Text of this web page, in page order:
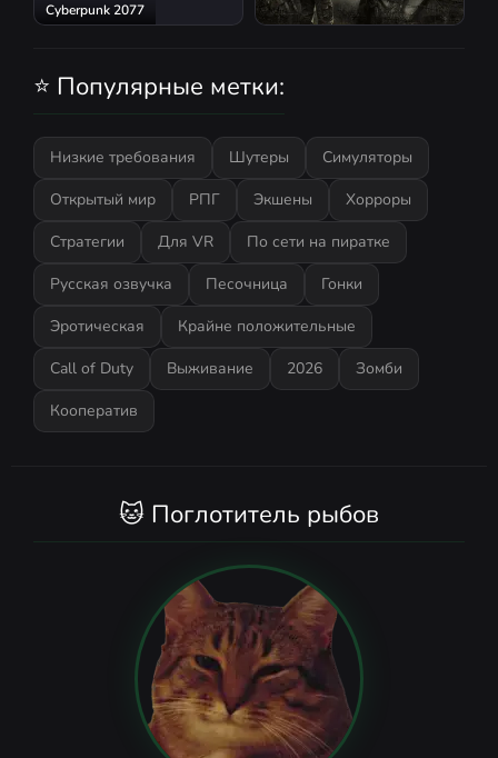
Cyberpunk 2077
⭐ Популярные метки:
Низкие требования Шутеры
Симуляторы
Открытый мир
РПГ Экшены
Хорроры
Стратегии
Для VR
По сети на пиратке
Русская озвучка
Песочница
Гонки
Эротическая
Крайне положительные
Call of Duty
Выживание 2026
Зомби
Кооператив
🐱 Поглотитель рыбов